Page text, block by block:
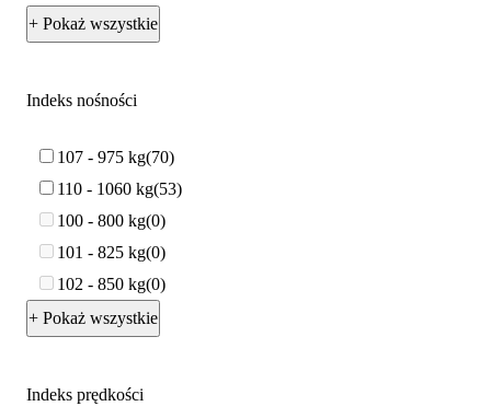
+ Pokaż wszystkie
Indeks nośności
107 - 975 kg 70
110 - 1060 kg 53
100 - 800 kg 0
101 - 825 kg 0
102 - 850 kg 0
+ Pokaż wszystkie
Indeks prędkości